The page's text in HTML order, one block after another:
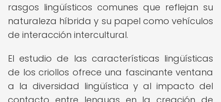
rasgos lingüísticos comunes que reflejan su
naturaleza híbrida y su papel como vehículos
de interacción intercultural.
El estudio de las características lingüísticas
de los criollos ofrece una fascinante ventana
a la diversidad lingüística y al impacto del